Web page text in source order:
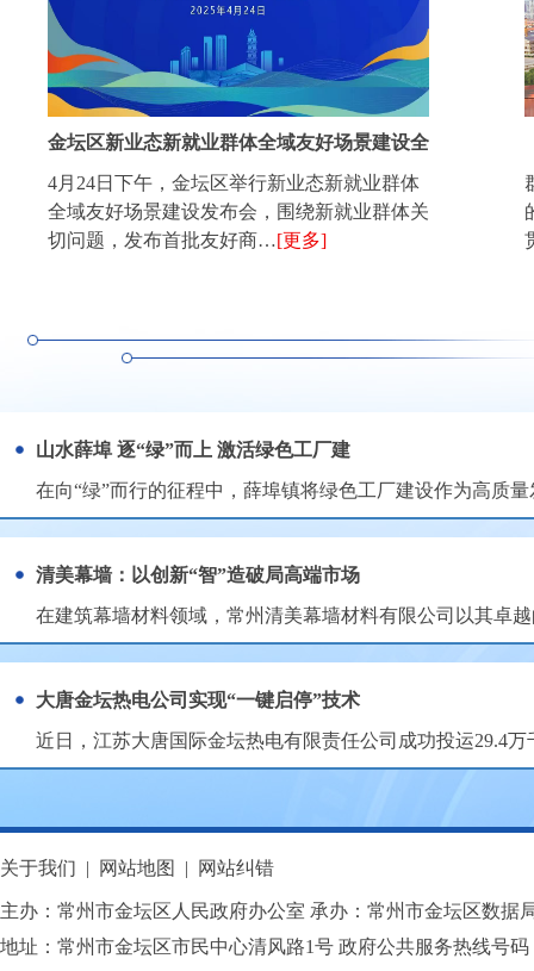
金坛区新业态新就业群体全域友好场景建设全
4月24日下午，金坛区举行新业态新就业群体
全域友好场景建设发布会，围绕新就业群体关
切问题，发布首批友好商…[更多]
山水薛埠 逐“绿”而上 激活绿色工厂建
在向“绿”而行的征程中，薛埠镇将绿色工厂建设作为高质
清美幕墙：以创新“智”造破局高端市场
在建筑幕墙材料领域，常州清美幕墙材料有限公司以其卓
大唐金坛热电公司实现“一键启停”技术
近日，江苏大唐国际金坛热电有限责任公司成功投运29.4
关于我们 | 网站地图 | 网站纠错
主办：常州市金坛区人民政府办公室 承办：常州市金坛区数据
地址：常州市金坛区市民中心清风路1号 政府公共服务热线号码